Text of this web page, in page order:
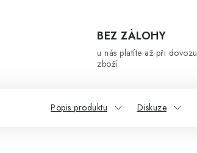
BEZ ZÁLOHY
u nás platíte až při dovozu
zboží
Popis produktu Diskuze